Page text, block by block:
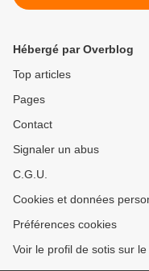
Hébergé par Overblog
Top articles
Pages
Contact
Signaler un abus
C.G.U.
Cookies et données
Préférences cookies
Voir le profil de sotis sur